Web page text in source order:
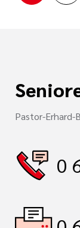
Pastor-Erhard-
0